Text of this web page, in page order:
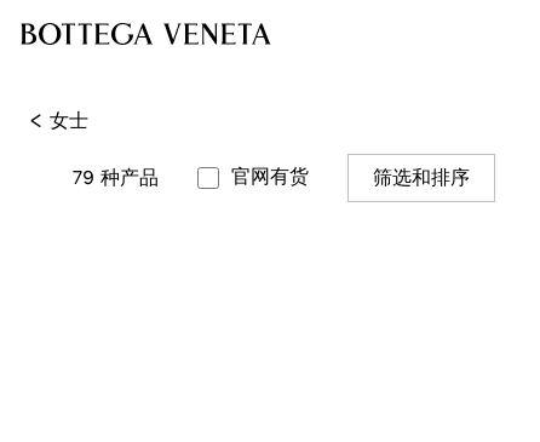
< 女士
79 种产品 官网有货 筛选和排序